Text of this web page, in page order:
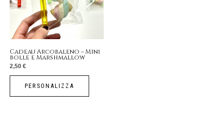
Cadeau Arcobaleno – Mini
bolle e Marshmallow
2,50 €
PERSONALIZZA